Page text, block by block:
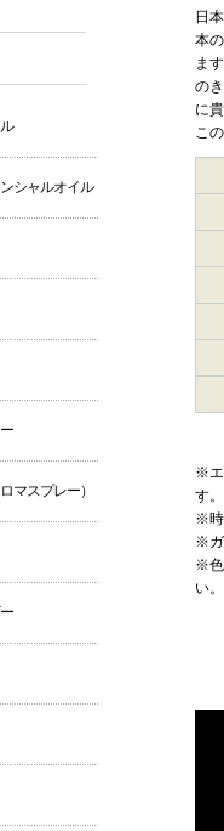
日
本
ま
の
に
こ
※エ
す
※時
※ガ
※色
い。
シャルオイル
マスプレー）